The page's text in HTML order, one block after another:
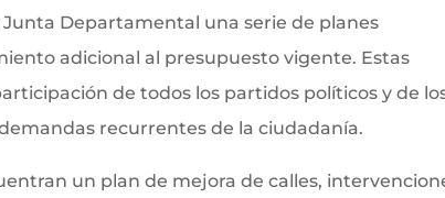
Departamental una serie de planes
adicional al presupuesto vigente. Estas
de todos los partidos políticos y de
recurrentes de la ciudadanía.
un plan de mejora de calles,